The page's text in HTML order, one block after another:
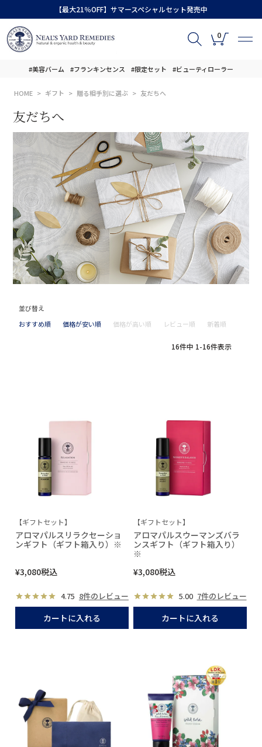
【最大21％OFF】サマースペシャルセット発売中
0
#美容バーム #フランキンセンス #限定セット #ビューティローラー
HOME ギフト 贈る相手別に選ぶ 友だちへ
友だちへ
並び替え
おすすめ順
価格が安い順 価格が高い順 レビュー順 新着順
16件中 1-16件表示
【ギフトセット】
アロマパルスリラクセーショ
ンギフト（ギフト箱入り）※
¥3,080税込
4.75 8件のレビュー
カートに入れる
【ギフトセット】
アロマパルスウーマンズバラ
ンスギフト（ギフト箱入り）
※
¥3,080税込
5.00 7件のレビュー
カートに入れる